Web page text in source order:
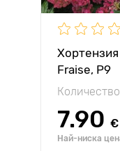
Fraise, P9
7.90 €
Най-ниска